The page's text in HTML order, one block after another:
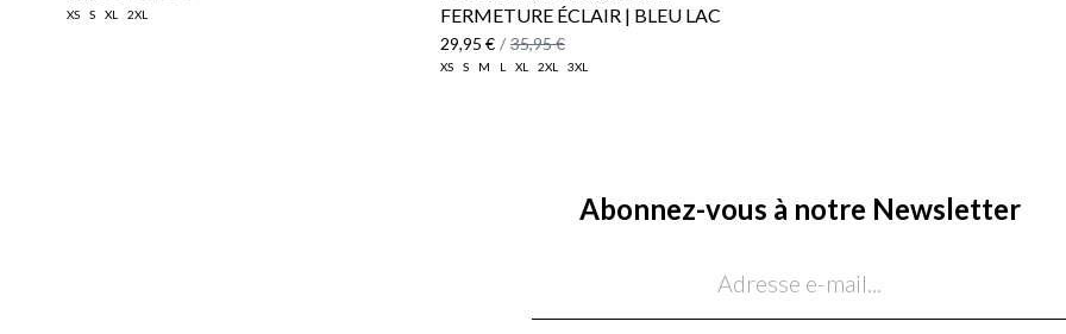
XS S XL 2XL
FERMETURE ÉCLAIR | BLEU LAC
29,95 € / 35,95 €
XS S M L XL 2XL 3XL
Abonnez-vous à notre Newsletter